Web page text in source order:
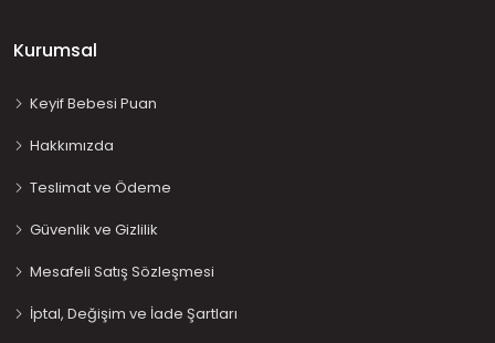
Kurumsal
Keyif Bebesi Puan
Hakkımızda
Teslimat ve Ödeme
Güvenlik ve Gizlilik
Mesafeli Satış Sözleşmesi
İptal, Değişim ve İade Şartları